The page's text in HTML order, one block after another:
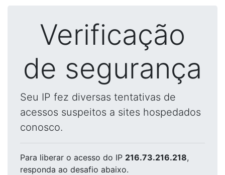
Verificação
de segurança
Seu IP fez diversas tentativas de
acessos suspeitos a sites hospedados
conosco.
Para liberar o acesso do IP 216.73.216.218,
responda ao desafio abaixo.